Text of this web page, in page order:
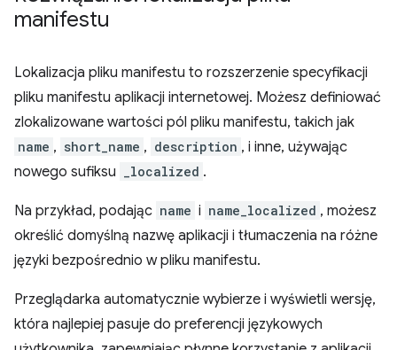
manifestu
Lokalizacja pliku manifestu to rozszerzenie specyfikacji
pliku manifestu aplikacji internetowej. Możesz definiować
zlokalizowane wartości pól pliku manifestu, takich jak
name , short_name , description , i inne, używając
nowego sufiksu
_localized .
Na przykład, podając name i name_localized , możesz
określić domyślną nazwę aplikacji i tłumaczenia na różne
języki bezpośrednio w pliku manifestu.
Przeglądarka automatycznie wybierze i wyświetli wersję,
która najlepiej pasuje do preferencji językowych